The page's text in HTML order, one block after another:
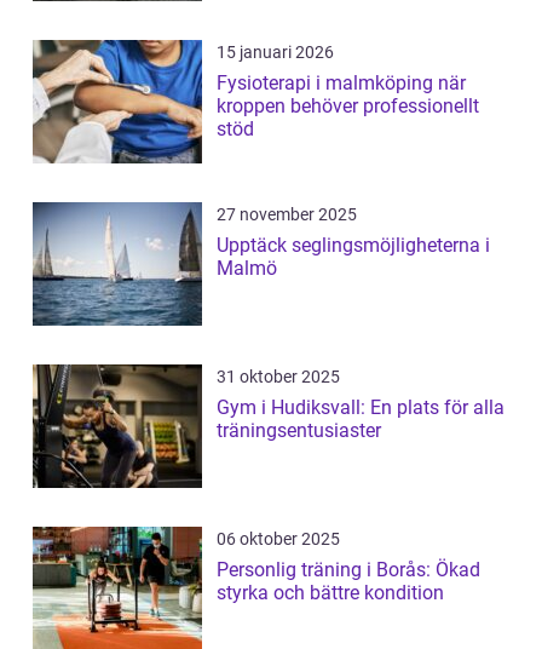
15 januari 2026
Fysioterapi i malmköping när
kroppen behöver professionellt
stöd
27 november 2025
Upptäck seglingsmöjligheterna i
Malmö
31 oktober 2025
Gym i Hudiksvall: En plats för alla
träningsentusiaster
06 oktober 2025
Personlig träning i Borås: Ökad
styrka och bättre kondition